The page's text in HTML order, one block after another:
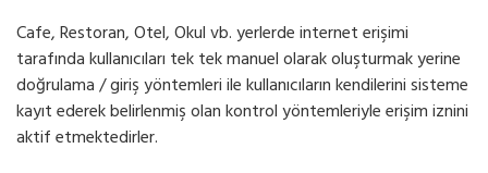
Cafe, Restoran, Otel, Okul vb. yerlerde internet erişimi
tarafında kullanıcıları tek tek manuel olarak oluşturmak yerine
doğrulama / giriş yöntemleri ile kullanıcıların kendilerini sisteme
kayıt ederek belirlenmiş olan kontrol yöntemleriyle erişim iznini
aktif etmektedirler.